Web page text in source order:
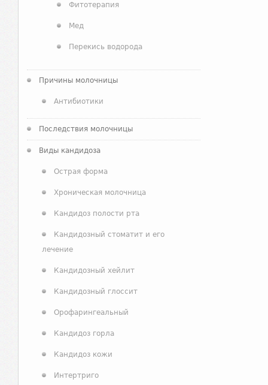
Фитотерапия
Мед
Перекись водорода
Причины молочницы
Антибиотики
Последствия молочницы
Виды кандидоза
Острая форма
Хроническая молочница
Кандидоз полости рта
Кандидозный стоматит и его
лечение
Кандидозный хейлит
Кандидозный глоссит
Орофарингеальный
Кандидоз горла
Кандидоз кожи
Интертриго